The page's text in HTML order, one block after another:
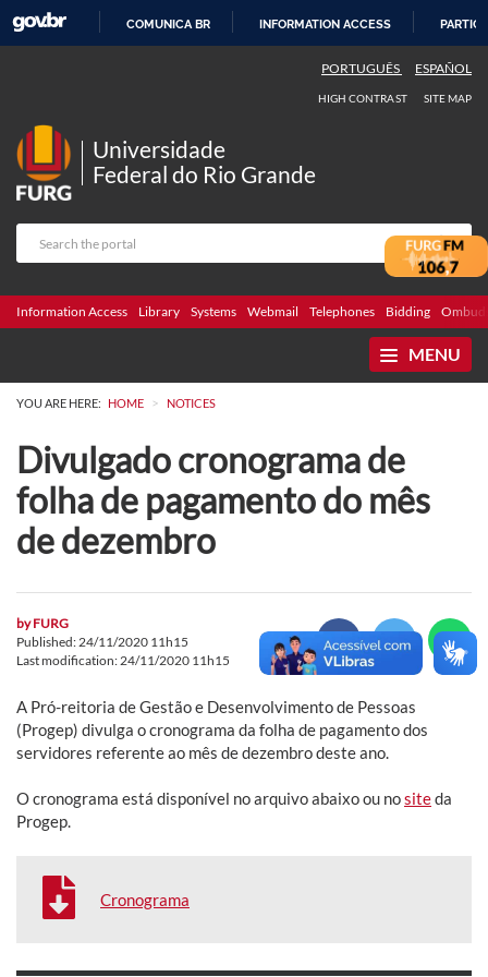
COMUNICA BR INFORMATION ACCESS
PORTUGUÊS ESPAÑOL
HIGH CONTRAST SITE MAP
Universidade
Federal do Rio Grande
Information Access Library Systems Webmail Telephones Bidding
MENU
YOU ARE HERE: HOME > NOTICES
Divulgado cronograma de
folha de pagamento do mês
de dezembro
byFURG
Published: 24/11/2020 11h15
Last modification: 24/11/2020 11h15
A Pró-reitoria de Gestão e Desenvolvimento de Pessoas
(Progep) divulga o cronograma da folha de pagamento dos
servidores referente ao mês de dezembro deste ano.
O cronograma está disponível no arquivo abaixo ou nositeda
Progep.
Cronograma